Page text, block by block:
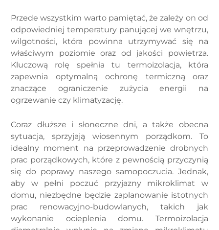
Przede wszystkim warto pamiętać, że zależy on od
odpowiedniej temperatury panującej we wnętrzu,
wilgotności, która powinna utrzymywać się na
właściwym poziomie oraz od jakości powietrza.
Kluczową rolę spełnia tu termoizolacja, która
zapewnia optymalną ochronę termiczną oraz
znaczące ograniczenie zużycia energii na
ogrzewanie czy klimatyzację.
Coraz dłuższe i słoneczne dni, a także obecna
sytuacja, sprzyjają wiosennym porządkom. To
idealny moment na przeprowadzenie drobnych
prac porządkowych, które z pewnością przyczynią
się do poprawy naszego samopoczucia. Jednak,
aby w pełni poczuć przyjazny mikroklimat w
domu, niezbędne będzie zaplanowanie istotnych
prac renowacyjno-budowlanych, takich jak
wykonanie ocieplenia domu. Termoizolacja